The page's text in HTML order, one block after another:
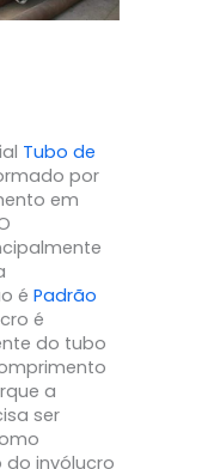
Tubo de
por
em
é Padrão
é
do tubo
a
ser
invólucro